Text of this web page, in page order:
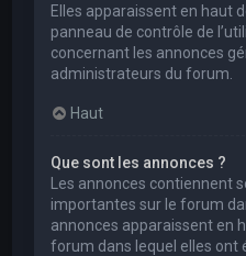
Elles apparaissent en haut
panneau de contrôle de
concernant les annonces
administrateurs du forum.
Haut
Que sont les annonces ?
Les annonces contiennent
importantes sur le forum
annonces apparaissent en
forum dans lequel elles ont